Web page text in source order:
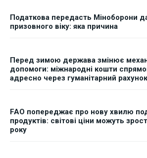
Податкова передасть Міноборони
призовного віку: яка причина
Перед зимою держава змінює
допомоги: міжнародні кошти
адресно через гуманітарний рахунок
FAO попереджає про нову хвилю
продуктів: світові ціни можуть
року